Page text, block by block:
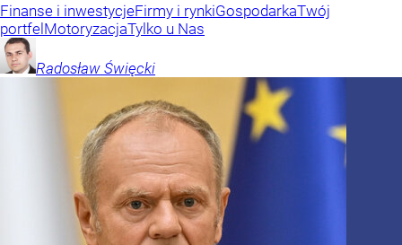
Finanse i inwestycjeFirmy i rynkiGospodarkaTwój
portfelMotoryzacjaTylko u Nas
Radosław Święcki